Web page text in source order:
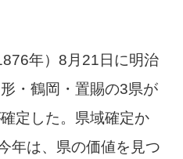
年）8月21日に明治
・鶴岡・置賜の3県が
定した。県域確定か
年は、県の価値を見つ